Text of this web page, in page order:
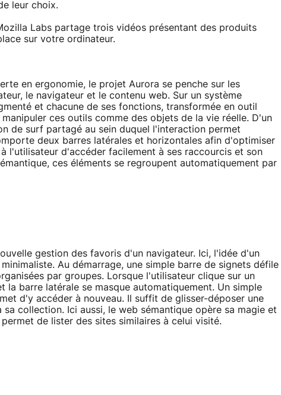
leur choix.
Labs partage trois vidéos présentant des produits
sur votre ordinateur.
en ergonomie, le projet Aurora se penche sur les
le navigateur et le contenu web. Sur un système
et chacune de ses fonctions, transformée en outil
ces outils comme des objets de la vie réelle. D'un
de surf partagé au sein duquel l'interaction permet
deux barres latérales et horizontales afin d'optimiser
l'utilisateur d'accéder facilement à ses raccourcis et son
ces éléments se regroupent automatiquement par
gestion des favoris d'un navigateur. Ici, l'idée d'un
Au démarrage, une simple barre de signets défile
par groupes. Lorsque l'utilisateur clique sur un
barre latérale se masque automatiquement. Un simple
d'y accéder à nouveau. Il suffit de glisser-déposer une
collection. Ici aussi, le web sémantique opère sa magie et
de lister des sites similaires à celui visité.